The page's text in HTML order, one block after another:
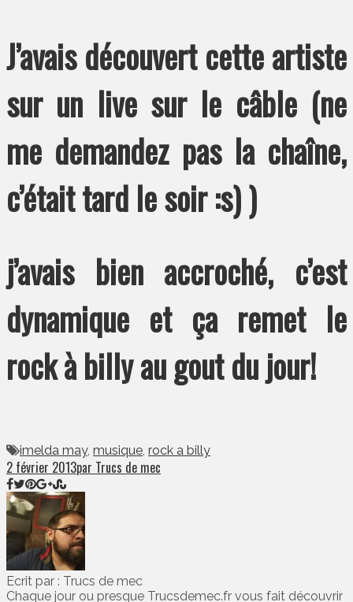
J’avais découvert cette artiste
sur un live sur le câble (ne
me demandez pas la chaîne,
c’était tard le soir :s) )
j’avais bien accroché, c’est
dynamique et ça remet le
rock à billy au gout du jour!
imelda may, musique, rock a billy
2 février 2013par Trucs de mec
Ecrit par : Trucs de mec
Chaque jour ou presque Trucsdemec.fr vous fait découvrir